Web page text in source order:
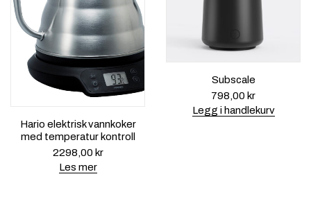
Hario elektrisk vannkoker
med temperatur kontroll
2298,00 kr
Les mer
Subscale
798,00 kr
Legg i handlekurv